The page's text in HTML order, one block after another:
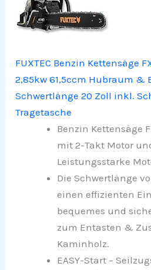
FUXTEC Benzin Kettensäge
2,85kw 61,5ccm Hubraum &
Schwertlänge 20 Zoll inkl.
Tragetasche
Benzin Kettensäge
mit 2-Takt Motor
Leistungsstarke
Die Schwertlänge
einen effizienten
bequemes und
zum Entasten &
Kaminholz.
EASY-Start –